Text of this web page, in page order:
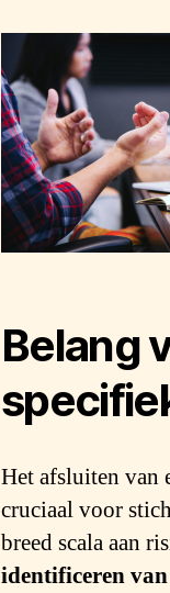
Belang
Het afsluiten van
cruciaal voor
breed scala aan
identificeren van